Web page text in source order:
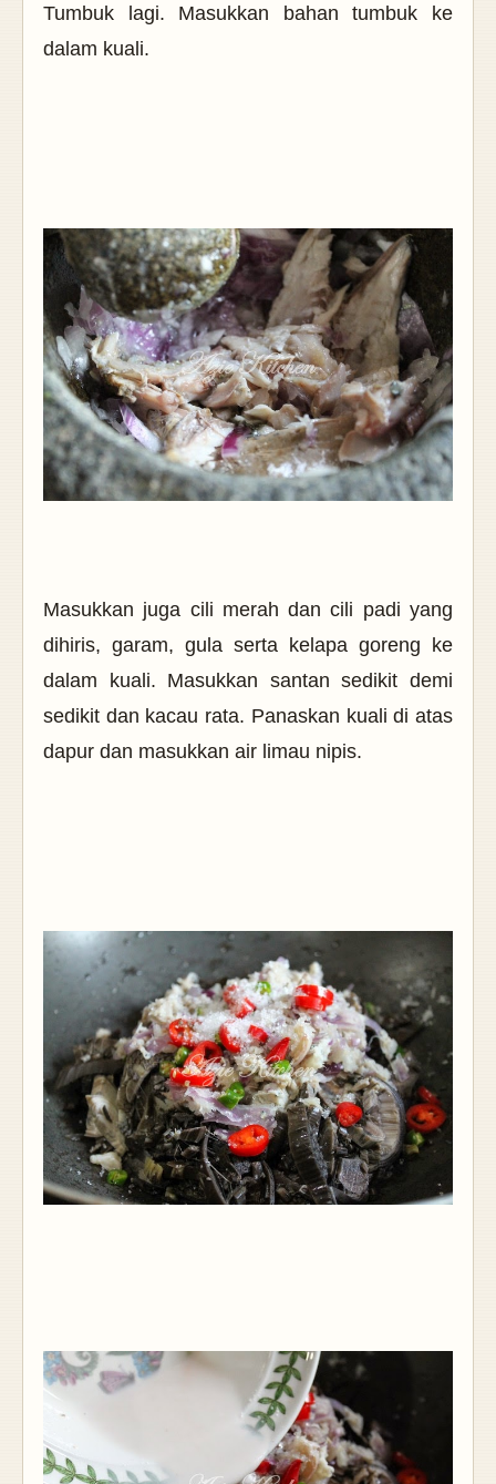
Tumbuk lagi. Masukkan bahan tumbuk ke
dalam kuali.
Masukkan juga cili merah dan cili padi yang
dihiris, garam, gula serta kelapa goreng ke
dalam kuali. Masukkan santan sedikit demi
sedikit dan kacau rata. Panaskan kuali di atas
dapur dan masukkan air limau nipis.